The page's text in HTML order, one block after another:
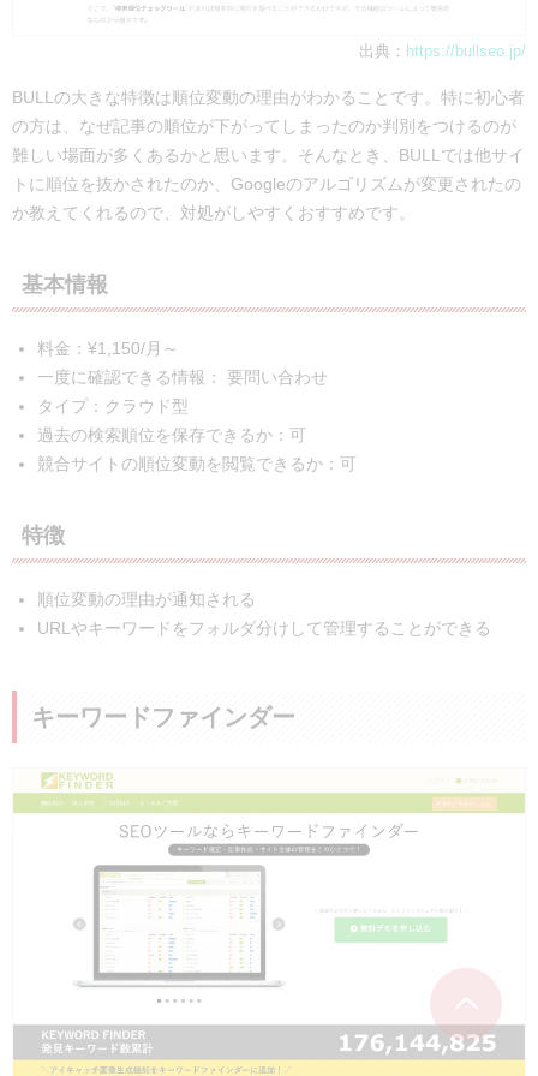
出典： https://bullseo.jp/
BULLの大きな特徴は順位変動の理由がわかることです。特に初心者
の方は、なぜ記事の順位が下がってしまったのか判別をつけるのが
難しい場面が多くあるかと思います。そんなとき、BULLでは他サイ
トに順位を抜かされたのか、Googleのアルゴリズムが変更されたの
か教えてくれるので、対処がしやすくおすすめです。
基本情報
料金：¥1,150/月～
一度に確認できる情報： 要問い合わせ
タイプ：クラウド型
過去の検索順位を保存できるか：可
競合サイトの順位変動を閲覧できるか：可
特徴
順位変動の理由が通知される
URLやキーワードをフォルダ分けして管理することができる
キーワードファインダー